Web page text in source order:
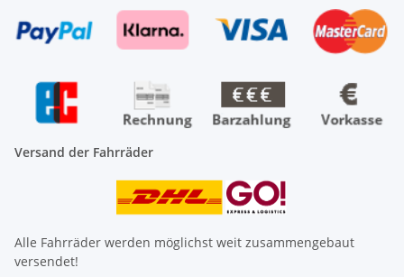
Versand der Fahrräder
Alle Fahrräder werden möglichst weit zusammengebaut
versendet!